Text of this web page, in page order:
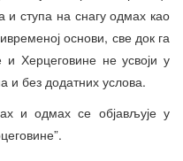
и ступа на снагу одмах као
основи, све док га
Херцеговине не усвоји у
и без додатних услова.
и одмах се објављује у